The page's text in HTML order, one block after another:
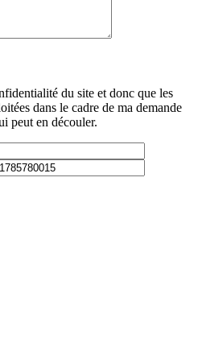
du site et donc que les
dans le cadre de ma demande
peut en découler.